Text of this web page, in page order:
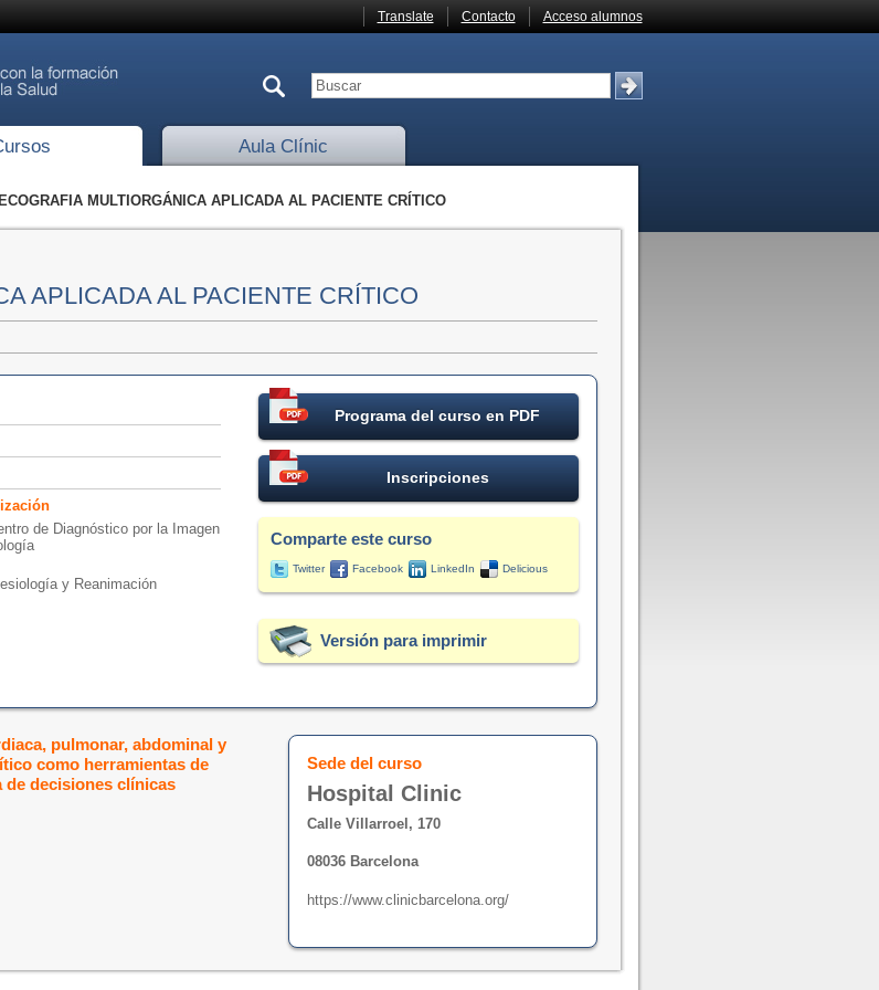
Translate Contacto Acceso alumnos
Aula Clínic
MULTIORGÁNICA APLICADA AL PACIENTE CRÍTICO
APLICADA AL PACIENTE CRÍTICO
de Diagnóstico por la Imagen
y Reanimación
Programa del curso en PDF
Inscripciones
Comparte este curso
Twitter Facebook LinkedIn Delicious
Versión para imprimir
pulmonar, abdominal y
como herramientas de
de decisiones clínicas
Sede del curso
Hospital Clinic
Calle Villarroel, 170
08036 Barcelona
https://www.clinicbarcelona.org/